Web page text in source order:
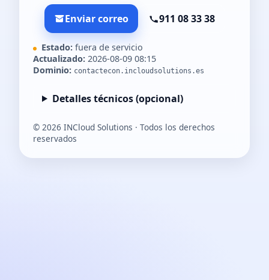
Enviar correo 911 08 33 38
Estado: fuera de servicio
Actualizado: 2026-08-09 08:15
Dominio: contactecon.incloudsolutions.es
Detalles técnicos (opcional)
© 2026 INCloud Solutions · Todos los derechos
reservados